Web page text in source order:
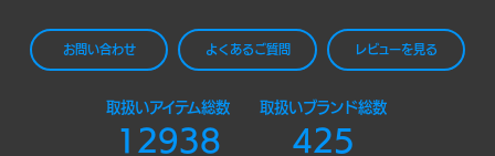
お問い合わせ よくあるご質問 レビューを見る
取扱いアイテム総数
12938
取扱いブランド総数
425